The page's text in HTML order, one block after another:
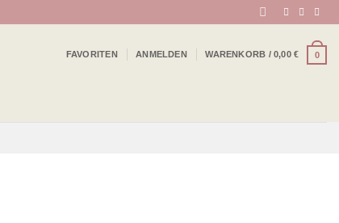
FAVORITEN ANMELDEN WARENKORB /0,00€ 0